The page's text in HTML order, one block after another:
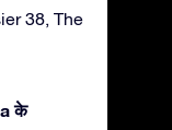
38, The
के